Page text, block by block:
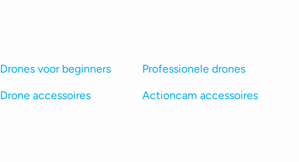
Drones voor beginners
Professionele drones
Drone accessoires Actioncam accessoires